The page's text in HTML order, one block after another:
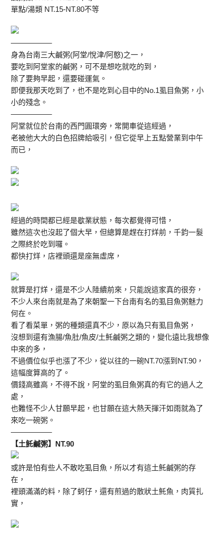
單點/湯類 NT.15-NT.80不等
—————–
身為台南三大鹹粥(阿堂/悅津/阿憨)之一，
要吃到阿堂家的鹹粥，可不是想吃就吃的到，
除了要夠早起，還要碰運氣。
即便我那天吃到了，也不是吃到心目中的No.1虱目魚粥，小
小的殘念。
—————–
阿堂就位於台南的西門圓環旁，常開車從這經過，
老被他大大的白色招牌給吸引，但它從早上五點營業到中午
而已，
經過的時間都已經是歇業狀態，每次都覺得可惜，
雖然這次也沒起了個大早，但總算是趕在打烊前，千鈞一髮
之際終於吃到囉。
都快打烊，店裡頭還是座無虛席，
就算是打烊，還是不少人陸續前來，只能說這家真的很夯，
不少人來台南就是為了來朝聖一下台南有名的虱目魚粥魅力
何在。
看了看菜單，粥的種類還真不少，原以為只有虱目魚粥，
沒想到還有漁腸/魚肚/魚皮/土魠鹹粥之類的，變化遠比我想像
中來的多，
不過價位似乎也漲了不少，從以往的一碗NT.70漲到NT.90，
這幅度算高的了。
價錢高雖高，不得不說，阿堂的虱目魚粥真的有它的過人之
處，
也難怪不少人甘願早起，也甘願在這大熱天揮汗如雨就為了
來吃一碗粥。
—————–
【土魠鹹粥】NT.90
或許是怕有些人不敢吃虱目魚，所以才有這土魠鹹粥的存
在，
裡頭滿滿的料，除了蚵仔，還有煎過的散狀土魠魚，肉質扎
實，